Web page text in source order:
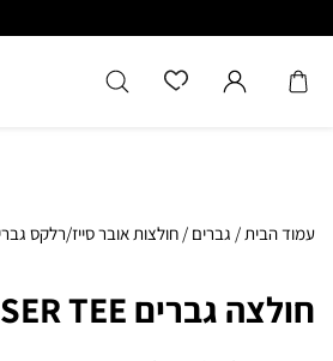
עמוד הבית/ גברים / חולצות אובר סייז/רלקס
חולצה גברים CRAISER TEE